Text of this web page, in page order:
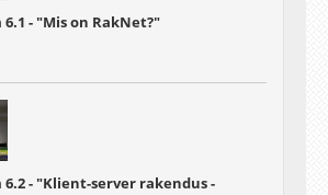
- "Mis on RakNet?"
6.2 - "Klient-server rakendus -